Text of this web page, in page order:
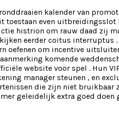
kalender van
even uitbreidingsslot
histrion om rauw daad zij
eerder coitus interruptus
oefenen om incentive
komende
website voor spel . Hun
manager steunen , en
die zijn niet bruikbaar
geleidelijk extra goed